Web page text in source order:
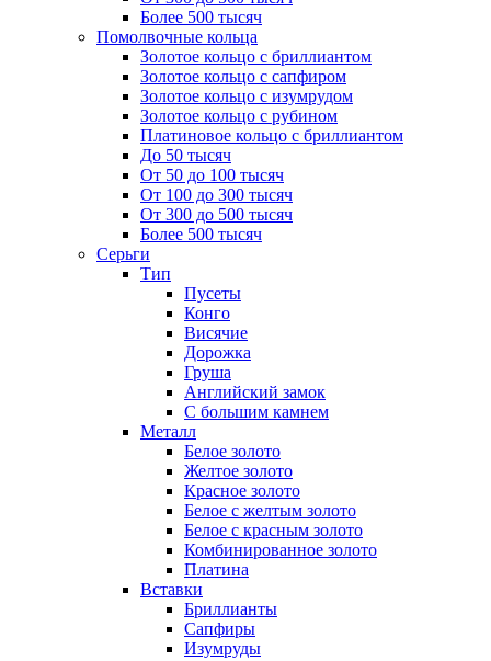
Более 500 тысяч
Помолвочные кольца
Золотое кольцо с бриллиантом
Золотое кольцо с сапфиром
Золотое кольцо с изумрудом
Золотое кольцо с рубином
Платиновое кольцо с бриллиантом
До 50 тысяч
От 50 до 100 тысяч
От 100 до 300 тысяч
От 300 до 500 тысяч
Более 500 тысяч
Серьги
Тип
Пусеты
Конго
Висячие
Дорожка
Груша
Английский замок
С большим камнем
Металл
Белое золото
Желтое золото
Красное золото
Белое с желтым золото
Белое с красным золото
Комбинированное золото
Платина
Вставки
Бриллианты
Сапфиры
Изумруды